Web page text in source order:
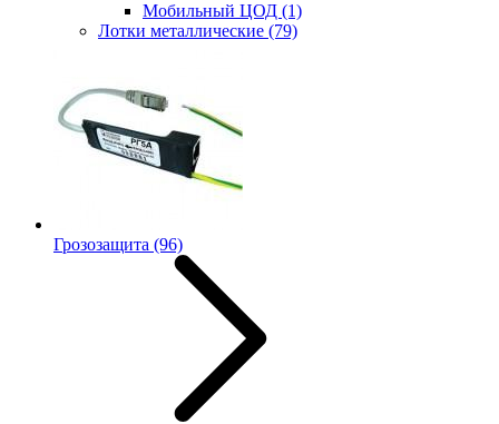
Мобильный ЦОД (1)
Лотки металлические (79)
Грозозащита (96)